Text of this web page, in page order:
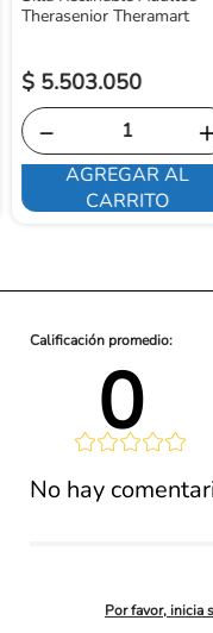
Therasenior Theramart
$ 5.503.050
－
AGREGAR AL
CARRITO
0
Por favor, inicia
No hay